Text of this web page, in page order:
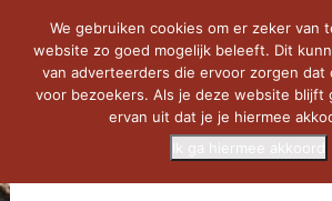
We gebruiken cookies om er zeker van
website zo goed mogelijk beleeft. Dit
van adverteerders die ervoor zorgen dat
voor bezoekers. Als je deze website blijft
ervan uit dat je je hiermee
Ik ga hiermee akkoord